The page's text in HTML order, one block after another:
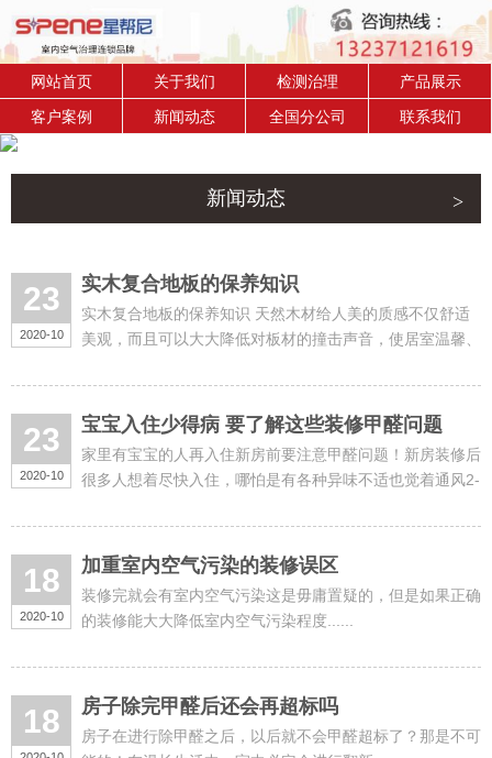
网站首页 关于我们 检测治理
产品展示
客户案例
新闻动态 全国分公司 联系我们
新闻动态
23
2020-10
实木复合地板的保养知识
实木复合地板的保养知识 天然木材给人美的质感不仅舒适
美观，而且可以大大降低对板材的撞击声音，使居室温馨、
23
2020-10
宝宝入住少得病 要了解这些装修甲醛问题
家里有宝宝的人再入住新房前要注意甲醛问题！新房装修后
很多人想着尽快入住，哪怕是有各种异味不适也觉着通风2-
18
2020-10
加重室内空气污染的装修误区
装修完就会有室内空气污染这是毋庸置疑的，但是如果正确
的装修能大大降低室内空气污染程度......
18 房子除完甲醛后还会再超标吗
房子在进行除甲醛之后，以后就不会甲醛超标了？那是不可